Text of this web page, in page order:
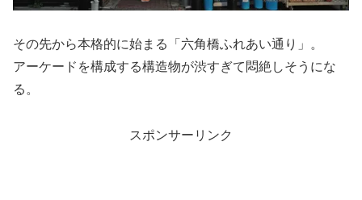
その先から本格的に始まる「六角橋ふれあい通り」。
アーケードを構成する構造物が渋すぎて悶絶しそうにな
る。
スポンサーリンク